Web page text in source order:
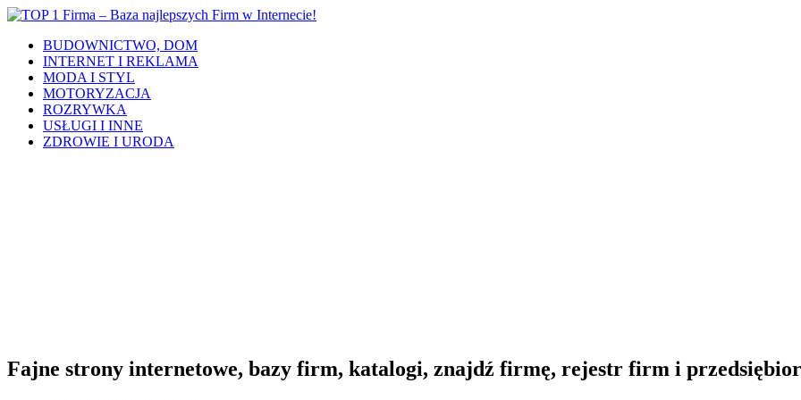
BUDOWNICTWO, DOM
INTERNET I REKLAMA
MODA I STYL
MOTORYZACJA
ROZRYWKA
USŁUGI I INNE
ZDROWIE I URODA
Fajne strony internetowe, bazy firm, katalogi, znajdź firmę, rejestr firm i